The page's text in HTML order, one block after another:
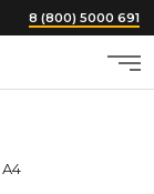
8 (800) 5000 691
А4